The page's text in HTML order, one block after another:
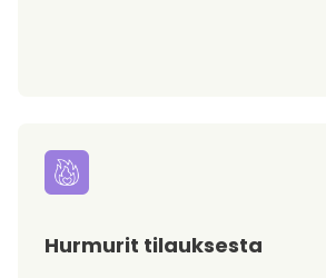
Hurmurit tilauksesta